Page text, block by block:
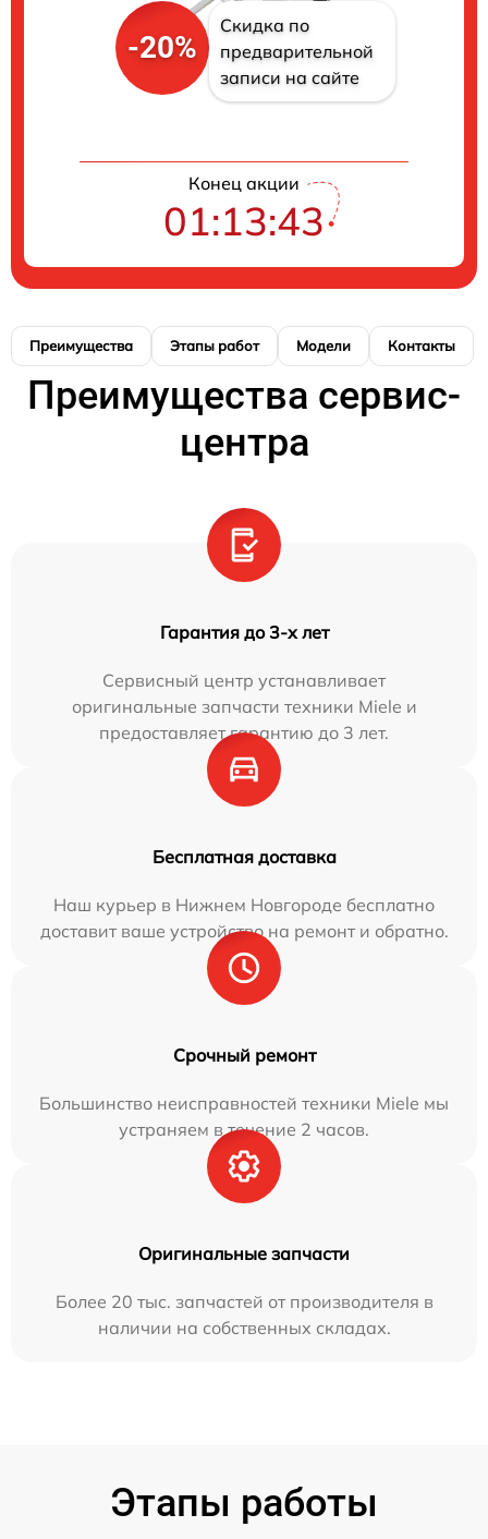
-20%
Скидка по
предварительной
записи на сайте
Конец акции
01:13:42
Преимущества Этапы работ Модели Контакты
Преимущества сервис-
центра
Гарантия до 3-х лет
Сервисный центр устанавливает
оригинальные запчасти техники Miele и
предоставляет гарантию до 3 лет.
Бесплатная доставка
Наш курьер в Нижнем Новгороде бесплатно
доставит ваше устройство на ремонт и обратно.
Срочный ремонт
Большинство неисправностей техники Miele мы
устраняем в течение 2 часов.
Оригинальные запчасти
Более 20 тыс. запчастей от производителя в
наличии на собственных складах.
Этапы работы